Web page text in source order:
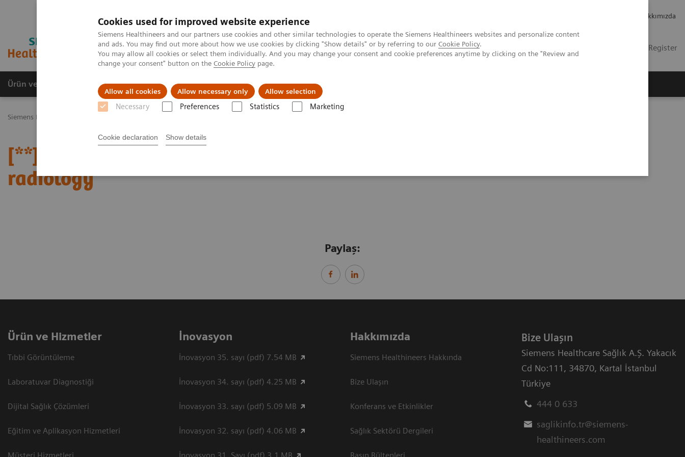
Cookies used for improved website experience
Siemens Healthineers and our partners use cookies and other similar technologies to operate the Siemens Healthineers websites and personalize content
and ads. You may find out more about how we use cookies by clicking "Show details" or by referring to our Cookie Policy.
You may allow all cookies or select them individually. And you may change your consent and cookie preferences anytime by clicking on the "Review and
change your consent" button on the Cookie Policy page.
Allow all cookies Allow necessary only Allow selection
Necessary Preferences Statistics Marketing
Cookie declaration Show details
Hakkımızda
Login / Register
Ürün ve Hizmetler Öne Çıkanlar Sağlık Hizmetlerinde Karşılaşılan Zorluklar ve Çözüm Yolları
Siemens Healthineers Türkiye
[**] ECR Dossier: The latest innovations in
radiology
Paylaş:
Ürün ve Hizmetler
Tıbbi Görüntüleme
Laboratuvar Diagnostiği
Dijital Sağlık Çözümleri
Eğitim ve Aplikasyon Hizmetleri
İnovasyon
İnovasyon 35. sayı (pdf) 7.54 MB
İnovasyon 34. sayı (pdf) 4.25 MB
İnovasyon 33. sayı (pdf) 5.09 MB
İnovasyon 32. sayı (pdf) 4.06 MB
Hakkımızda
Siemens Healthineers Hakkında
Bize Ulaşın
Konferans ve Etkinlikler
Sağlık Sektörü Dergileri
Bize Ulaşın
Siemens Healthcare Sağlık A.Ş. Yakacık
Cd No:111 , 34870, Kartal İstanbul
Türkiye
444 0 633
saglikinfo.tr@siemens-
healthineers.com